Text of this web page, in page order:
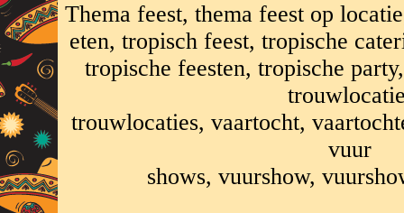
Thema feest, thema feest op
eten, tropisch feest, tropische
tropische feesten, tropische
trouwlocaties, vaartocht,
vuur
shows, vuurshow,